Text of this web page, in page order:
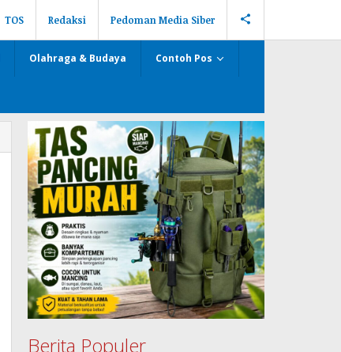
TOS Redaksi Pedoman Media Siber
Olahraga & Budaya Contoh Pos
Berita Populer